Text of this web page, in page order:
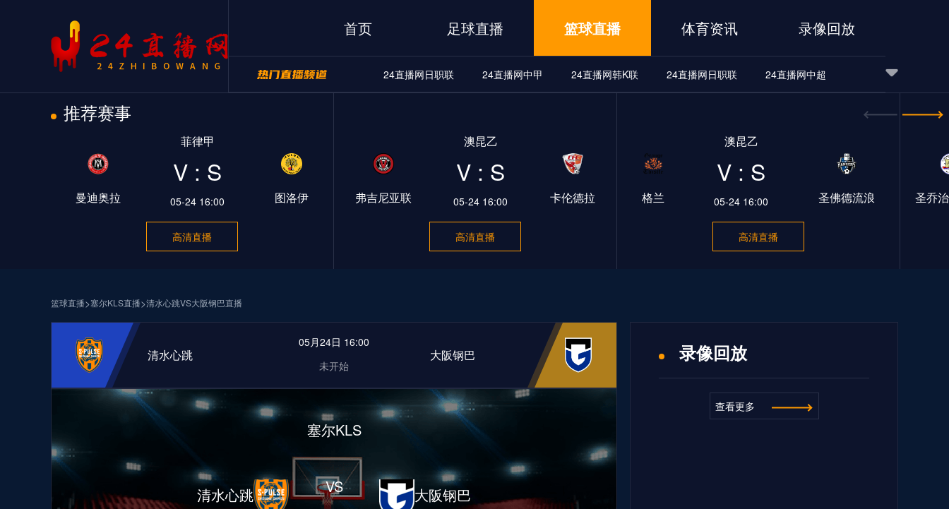
首页 足球直播 篮球直播 体育资讯 录像回放
24直播网日职联 24直播网中甲 24直播网韩K联 24直播网日职联 24直播网中超
24直播网NBA
24直播网韩K联 24直播网NBA
推荐赛事
曼迪奥拉
菲律甲
V : S
05-24 16:00 图洛伊
高清直播
弗吉尼亚联
澳昆乙
V : S
05-24 16:00 卡伦德拉
高清直播
格兰
澳昆乙
V : S
05-24 16:00 圣佛德流浪
高清直播
圣乔
篮球直播>塞尔KLS直播>清水心跳VS大阪钢巴直播
清水心跳
05月24日 16:00
未开始
大阪钢巴
清水心跳
塞尔KLS
VS 大阪钢巴
录像回放
查看更多